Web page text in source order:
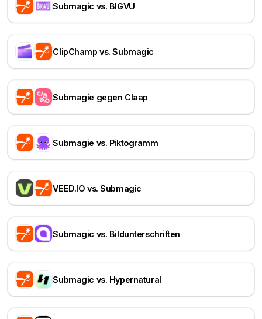
Submagic vs. BIGVU
ClipChamp vs. Submagic
Submagie gegen Claap
Submagie vs. Piktogramm
VEED.IO vs. Submagic
Submagic vs. Bildunterschriften
Submagic vs. Hypernatural